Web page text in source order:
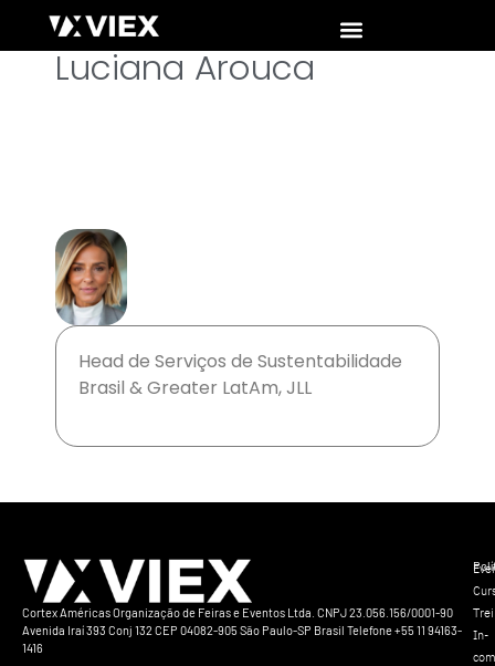
Luciana Arouca
Head de Serviços de Sustentabilidade
Brasil & Greater LatAm, JLL
Cortex Américas Organização de Feiras e Eventos Ltda. CNPJ 23.056.156/0001-90
Avenida Iraí 393 Conj 132 CEP 04082-905 São Paulo-SP Brasil Telefone +55 11 94163-
1416
In-